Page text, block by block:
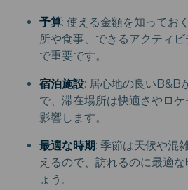
予算: 使える金額を知ってお
所や食事、できるアクティ
で重要です。
宿泊施設: 居心地の良いB&B
で、滞在場所は快適さやロケ
影響します。
最適な時期: 季節は天候や混
えるので、訪れるのに最適
ょう。